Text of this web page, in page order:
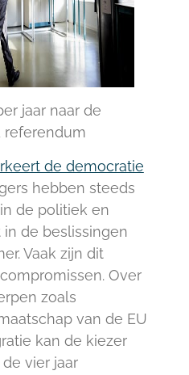
de democratie
hebben steeds
de politiek en
de beslissingen
Vaak zijn dit
Over
zoals
van de EU
kan de kiezer
vier jaar